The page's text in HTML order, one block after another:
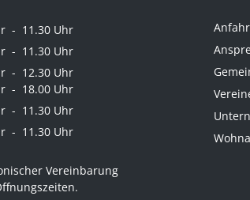
- 11.30 Uhr
- 11.30 Uhr
- 12.30 Uhr
- 18.00 Uhr
- 11.30 Uhr
- 11.30 Uhr
Vereinbarung